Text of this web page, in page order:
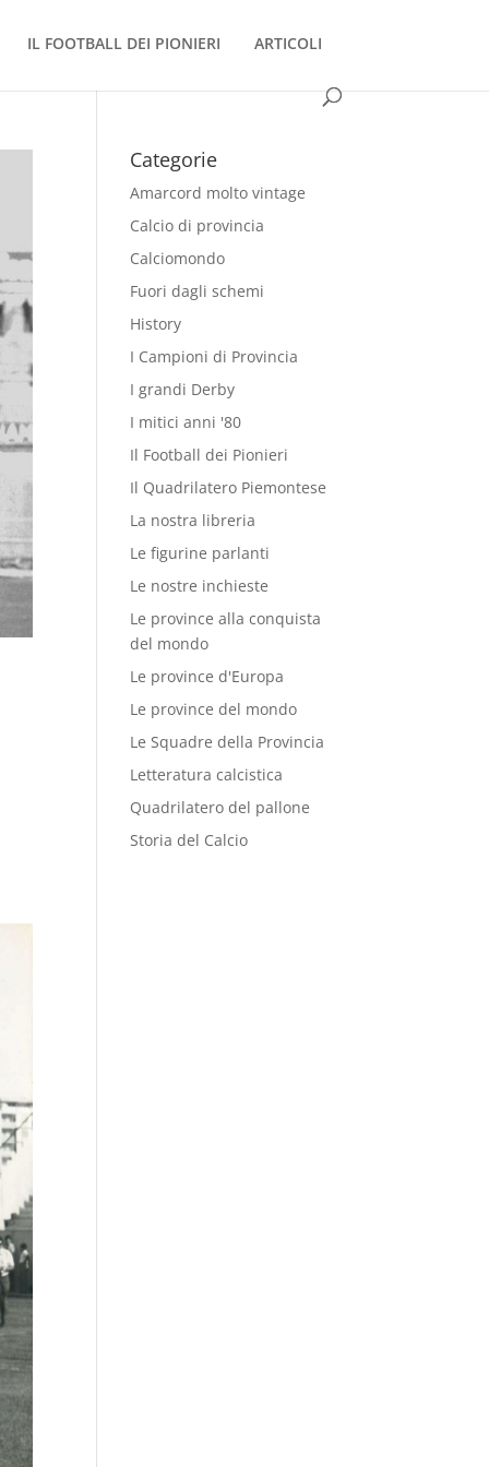
IL FOOTBALL DEI PIONIERI ARTICOLI
Categorie
Amarcord molto vintage
Calcio di provincia
Calciomondo
Fuori dagli schemi
History
I Campioni di Provincia
I grandi Derby
I mitici anni '80
Il Football dei Pionieri
Il Quadrilatero Piemontese
La nostra libreria
Le figurine parlanti
Le nostre inchieste
Le province alla conquista
del mondo
Le province d'Europa
Le province del mondo
Le Squadre della Provincia
Letteratura calcistica
Quadrilatero del pallone
Storia del Calcio